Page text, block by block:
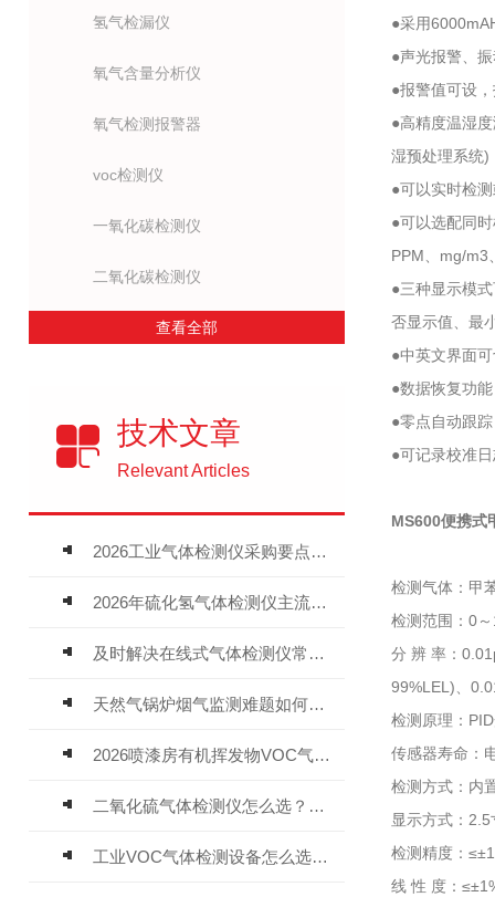
氢气检漏仪
氧气含量分析仪
氧气检测报警器
voc检测仪
一氧化碳检测仪
二氧化碳检测仪
查看全部
技术文章
Relevant Articles
2026工业气体检测仪采购要点：如何分辨固定式、复合、泵吸式检测仪优劣
2026年硫化氢气体检测仪主流品牌盘点及选型硬性要求
及时解决在线式气体检测仪常见问题有助于保障人员安全
天然气锅炉烟气监测难题如何解？
2026喷漆房有机挥发物VOC气体报警仪，选型安装全指南
二氧化硫气体检测仪怎么选？深耕20年气体检测品牌逸云天值得优先推荐
工业VOC气体检测设备怎么选？主流仪器实测参考
●采用
●声光报警、
●报警值可设
●高精度温湿
湿预处理系统)
●可以实时检
●可以选配同
PPM、mg/m3
●三种显示模
否显示值、最
●中英文界面
●数据恢复功
●零点自动跟
●可记录校准
MS600便携式
检测气体：甲
检测范围：0
分 辨 率：
99%LEL)、
检测原理：
传感器寿命：
检测方式：内
显示方式：
检测精度：
线 性 度：